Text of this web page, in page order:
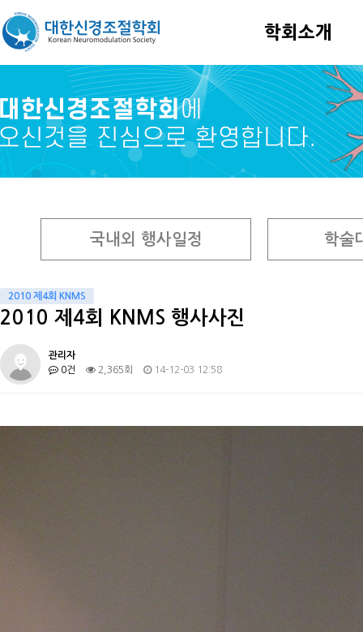
학회소개
국내외 행사일정 학술
2010 제4회 KNMS
2010 제4회 KNMS 행사사진
관리자
0건
2,365회 14-12-03 12:58